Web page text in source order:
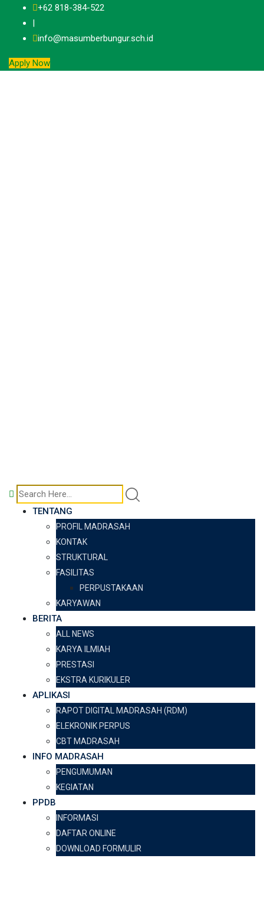
content
+62 818-384-522
|
info@masumberbungur.sch.id
Apply Now
TENTANG
PROFIL MADRASAH
KONTAK
STRUKTURAL
FASILITAS
PERPUSTAKAAN
KARYAWAN
BERITA
ALL NEWS
KARYA ILMIAH
PRESTASI
EKSTRA KURIKULER
APLIKASI
RAPOT DIGITAL MADRASAH (RDM)
ELEKRONIK PERPUS
CBT MADRASAH
INFO MADRASAH
PENGUMUMAN
KEGIATAN
PPDB
INFORMASI
DAFTAR ONLINE
DOWNLOAD FORMULIR